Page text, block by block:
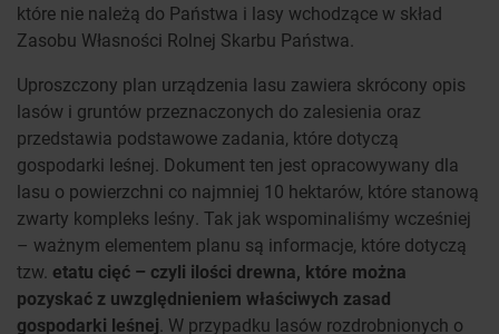
które nie należą do Państwa i lasy wchodzące w skład
Zasobu Własności Rolnej Skarbu Państwa.
Uproszczony plan urządzenia lasu zawiera skrócony opis
lasów i gruntów przeznaczonych do zalesienia oraz
przedstawia podstawowe zadania, które dotyczą
gospodarki leśnej. Dokument ten jest opracowywany dla
lasu o powierzchni co najmniej 10 hektarów, które stanową
zwarty kompleks leśny. Tak jak wspominaliśmy wcześniej
– ważnym elementem planu są informacje, które dotyczą
tzw. etatu cięć – czyli ilości drewna, które można
pozyskać z uwzględnieniem właściwych zasad
gospodarki leśnej. W przypadku lasów rozdrobnionych o